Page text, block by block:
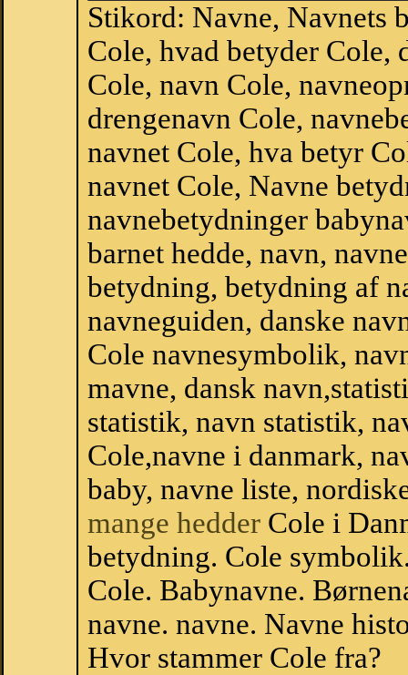
Stikord: Navne, Navnets
Cole, hvad betyder Cole,
Cole, navn Cole,
drengenavn Cole,
navnet Cole, hva betyr
navnet Cole, Navne
navnebetydninger
barnet hedde, navn,
betydning, betydning af
navneguiden, danske
Cole navnesymbolik,
mavne, dansk
statistik, navn statistik,
Cole,navne i danmark,
baby, navne liste,
mange hedder Cole i
betydning. Cole
Cole. Babynavne.
navne. navne. Navne
Hvor stammer Cole fra?